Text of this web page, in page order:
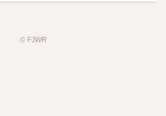
© FJWR